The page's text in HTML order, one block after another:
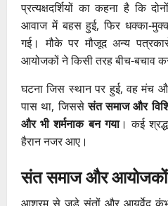
प्रत्यक्षदर्शियों का कहना है कि
आवाज में बहस हुई, फिर धक्का-
गई। मौके पर मौजूद अन्य
आयोजकों ने किसी तरह बीच-बचाव
घटना जिस स्थान पर हुई, वह मंच
पास था, जिससेसंत समाज और
और भी शर्मनाक बन गया। कई
हैरान नजर आए।
संत समाज और आयोजकों